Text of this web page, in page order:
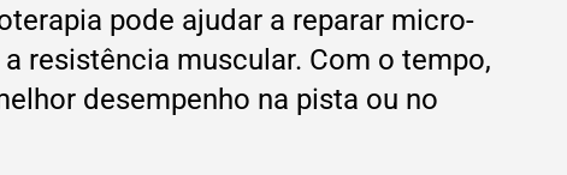
pode ajudar a reparar micro-
resistência muscular. Com o tempo,
desempenho na pista ou no